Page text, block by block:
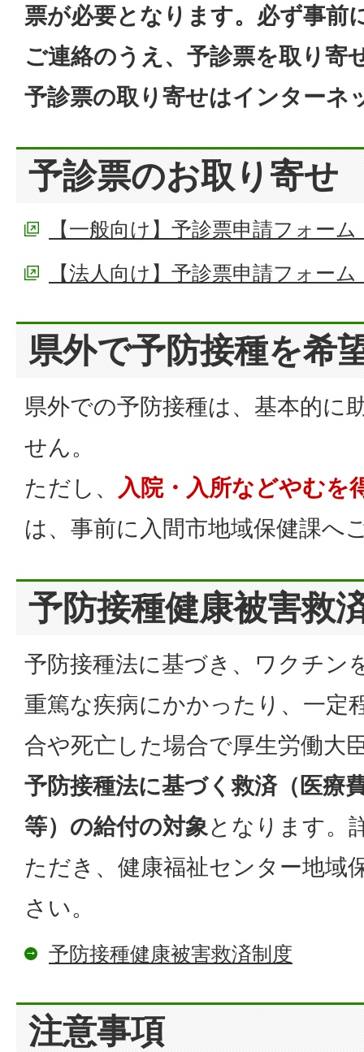
票が必要となります。必ず事前
ご連絡のうえ、予診票を取り寄
予診票の取り寄せはインターネ
予診票のお取り寄せ
【一般向け】予診票申請フォー
【法人向け】予診票申請フォー
県外で予防接種を希
県外での予防接種は、基本的に
せん。
ただし、 入院・入所などやむを
は、事前に入間市地域保健課へ
予防接種健康被害救
予防接種法に基づき、ワクチン
重篤な疾病にかかったり、一定
合や死亡した場合で厚生労働大
予防接種法に基づく救済（医療
等）の給付の対象となります。
ただき、健康福祉センター地域
さい。
予防接種健康被害救済制度
注意事項